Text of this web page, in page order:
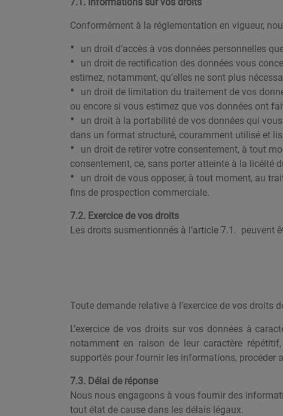
Conformément à la réglementation en vigueur,
un droit d’accès à vos données personnelles
un droit de rectification des données vous
estimez, notamment, qu’elles ne sont plus
un droit de limitation du traitement de vos
ou encore si vous estimez que vos données ont
un droit à la portabilité de vos données qui
dans un format structuré, couramment utilisé et
un droit de retirer votre consentement, à tout
consentement, ce, sans porter atteinte à la licéité
un droit de vous opposer, à tout moment, au
fins de prospection commerciale.
7.2. Exercice de vos droits
Les droits susmentionnés à l’article 7.1. peuvent
Toute demande relative à l’exercice de vos droits
L’exercice de vos droits sur vos données à
notamment en raison de leur caractère
supportés pour fournir les informations, procéder
7.3. Délai de réponse
Nous nous engageons à vous fournir des
tout état de cause dans les délais légaux.